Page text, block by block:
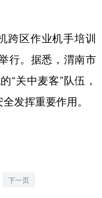
区作业机手培训
行。据悉，渭南市
“关中麦客”队伍，
发挥重要作用。
下一页